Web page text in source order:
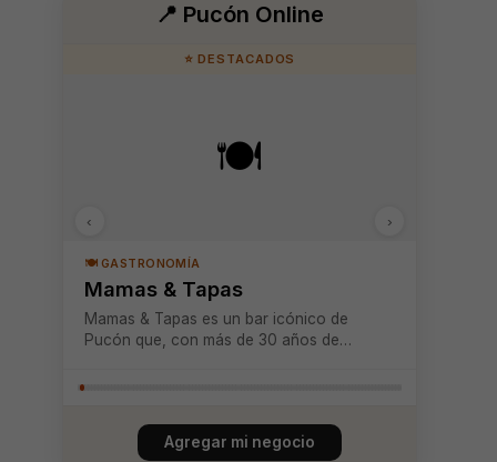
📍 Pucón Online
⭐ DESTACADOS
🍽️
🍽️ GASTRONOMÍA
Mamas & Tapas
Mamas & Tapas es un bar icónico de
Pucón que, con más de 30 años de
innovación arquitectónica y un toque
bohemio que lo convierte...
‹ ›
Agregar mi negocio